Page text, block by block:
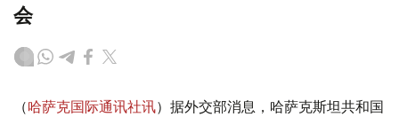
会
（哈萨克国际通讯社讯）据外交部消息，哈萨克斯坦共和国